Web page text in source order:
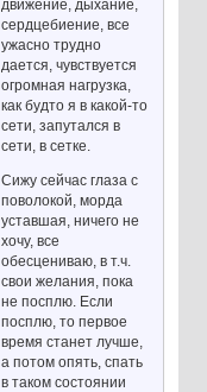
движение, дыхание,
сердцебиение, все
ужасно трудно
дается, чувствуется
огромная нагрузка,
как будто я в какой-то
сети, запутался в
сети, в сетке.
Сижу сейчас глаза с
поволокой, морда
уставшая, ничего не
хочу, все
обесцениваю, в т.ч.
свои желания, пока
не посплю. Если
посплю, то первое
время станет лучше,
а потом опять, спать
в таком состоянии